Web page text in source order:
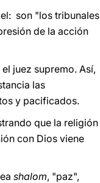
son "los tribunales
de la acción
juez supremo. Así,
las
y pacificados.
que la religión
con Dios viene
shalom, "paz",